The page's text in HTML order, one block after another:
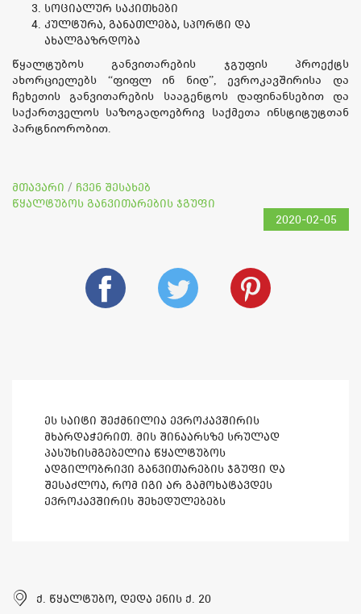
სოციალურ საკითხები
კულტურა, განათლება, სპორტი და
ახალგაზრდობა
წყალტუბოს განვითარების ჯგუფის პროექტს
ახორციელებს “ფიფლ ინ ნიდ”, ევროკავშირისა და
ჩეხეთის განვითარების სააგენტოს დაფინანსებით და
საქართველოს საზოგადოებრივ საქმეთა ინსტიტუტთან
პარტნიორობით.
მთავარი / ჩვენ შესახებ
წყალტუბოს განვითარების ჯგუფი
2020-02-05
ეს საიტი შექმნილია ევროკავშირის
მხარდაჭერით. მის შინაარსზე სრულად
პასუხისმგებელია წყალტუბოს
ადგილობრივი განვითარების ჯგუფი და
შესაძლოა, რომ იგი არ გამოხატავდეს
ევროკავშირის შეხედულებებს
ქ. წყალტუბო, დედა ენის ქ. 20